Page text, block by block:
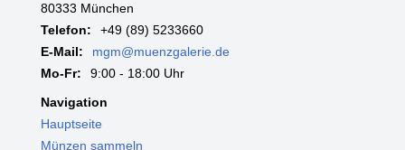
80333 München
Telefon:
+49 (89) 5233660
E-Mail:
mgm@muenzgalerie.de
Mo-Fr:
9:00 - 18:00 Uhr
Navigation
Hauptseite
Münzen sammeln